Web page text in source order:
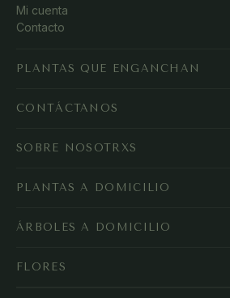
Mi cuenta
Contacto
PLANTAS QUE ENGANCHAN
CONTÁCTANOS
SOBRE NOSOTRXS
PLANTAS A DOMICILIO
ÁRBOLES A DOMICILIO
FLORES